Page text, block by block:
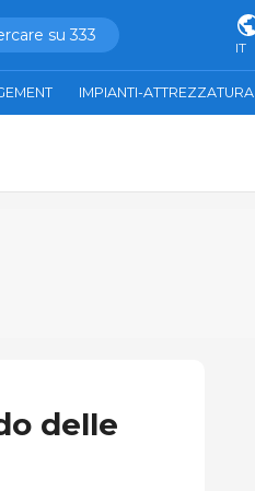
su 333
IT
IMPIANTI-ATTREZZATURA
delle